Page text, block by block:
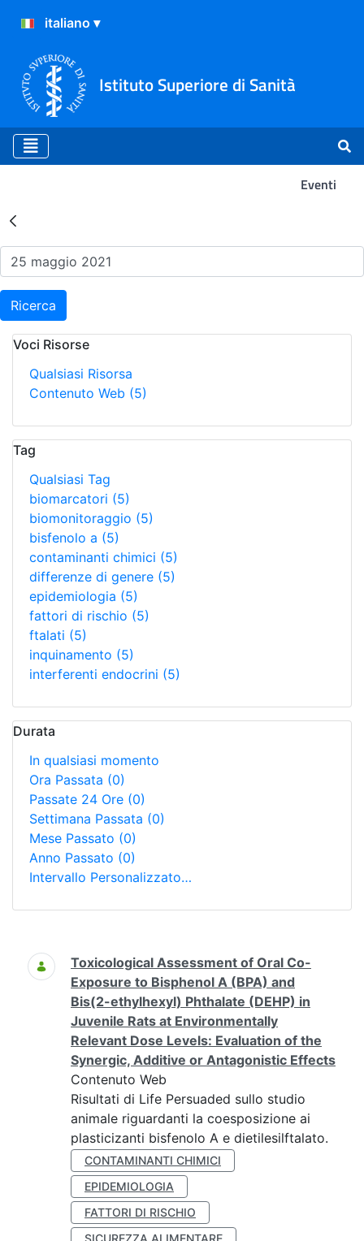
Istituto Superiore di Sanità
Eventi
Risultati della Ricerca -
Ricerca
Voci Risorse
Qualsiasi Risorsa
Contenuto Web (5)
Tag
Qualsiasi Tag
biomarcatori (5)
biomonitoraggio (5)
bisfenolo a (5)
contaminanti chimici (5)
differenze di genere (5)
epidemiologia (5)
fattori di rischio (5)
ftalati (5)
inquinamento (5)
interferenti endocrini (5)
Durata
In qualsiasi momento
Ora Passata (0)
Passate 24 Ore (0)
Settimana Passata (0)
Mese Passato (0)
Anno Passato (0)
Intervallo Personalizzato…
Ricerca
Toxicological Assessment of Oral Co-
Exposure to Bisphenol A (BPA) and
Bis(2-ethylhexyl) Phthalate (DEHP) in
Juvenile Rats at Environmentally
Relevant Dose Levels: Evaluation of the
Synergic, Additive or Antagonistic Effects
Contenuto Web
Risultati di Life Persuaded sullo studio
animale riguardanti la coesposizione ai
plasticizanti bisfenolo A e dietilesilftalato.
CONTAMINANTI CHIMICI
EPIDEMIOLOGIA
FATTORI DI RISCHIO
SICUREZZA ALIMENTARE